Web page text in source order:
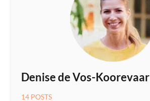
Denise de Vos-Koorevaar
14 POSTS